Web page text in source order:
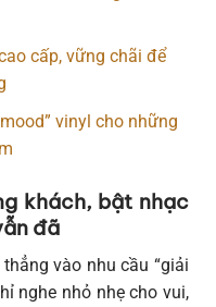
cấp, vững chãi để
vinyl cho những
khách, bật nhạc
đã
vào nhu cầu “giải
nghe nhỏ nhẹ cho vui,